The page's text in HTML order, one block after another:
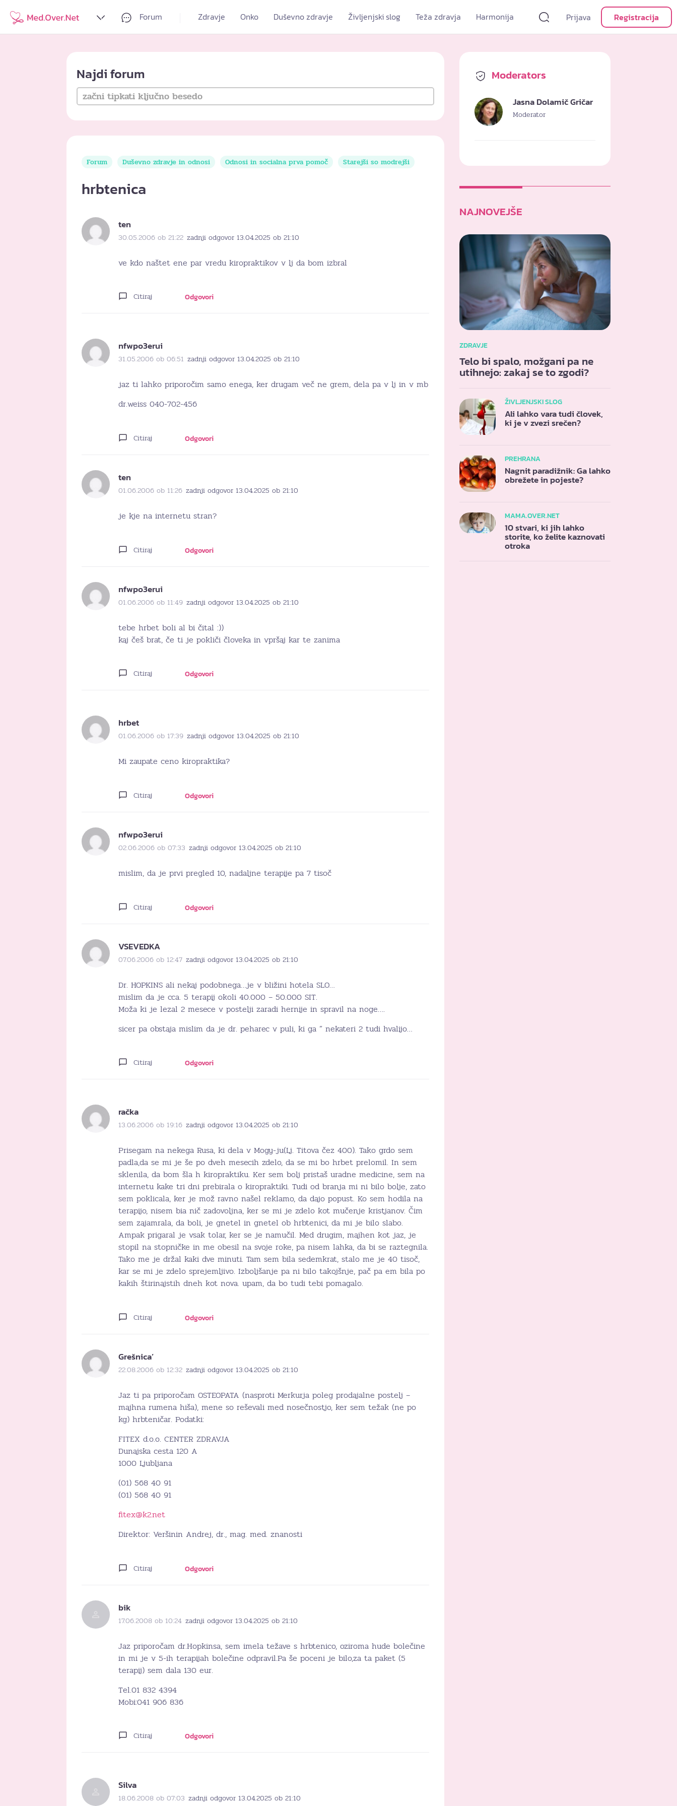
Forum Zdravje Onko Duševno zdravje Življenjski slog Teža zdravja Harmonija Prijava Registracija
Najdi forum
Forum Duševno zdravje in odnosi Odnosi in socialna prva pomoč Starejši so modrejši
hrbtenica
ten
30.05.2006 ob 21:22 zadnji odgovor 13.04.2025 ob 21:10
ve kdo naštet ene par vredu kiropraktikov v lj da bom izbral
Citiraj Odgovori
nfwpo3erui
31.05.2006 ob 06:51 zadnji odgovor 13.04.2025 ob 21:10
jaz ti lahko priporočim samo enega, ker drugam več ne grem, dela pa v lj in v mb
dr.weiss 040-702-456
Citiraj Odgovori
ten
01.06.2006 ob 11:26 zadnji odgovor 13.04.2025 ob 21:10
je kje na internetu stran?
Citiraj Odgovori
nfwpo3erui
01.06.2006 ob 11:49 zadnji odgovor 13.04.2025 ob 21:10
tebe hrbet boli al bi čital :))
kaj češ brat, če ti je pokliči človeka in vpršaj kar te zanima
Citiraj Odgovori
hrbet
01.06.2006 ob 17:39 zadnji odgovor 13.04.2025 ob 21:10
Mi zaupate ceno kiropraktika?
Citiraj Odgovori
nfwpo3erui
02.06.2006 ob 07:33 zadnji odgovor 13.04.2025 ob 21:10
mislim, da je prvi pregled 10, nadaljne terapije pa 7 tisoč
Citiraj Odgovori
VSEVEDKA
07.06.2006 ob 12:47 zadnji odgovor 13.04.2025 ob 21:10
Dr. HOPKINS ali nekaj podobnega…je v bližini hotela SLO…
mislim da je cca. 5 terapij okoli 40.000 – 50.000 SIT.
Moža ki je lezal 2 mesece v postelji zaradi hernije in spravil na noge….
sicer pa obstaja mislim da je dr. peharec v puli, ki ga ” nekateri 2 tudi hvalijo…
Citiraj Odgovori
račka
13.06.2006 ob 19:16 zadnji odgovor 13.04.2025 ob 21:10
Prisegam na nekega Rusa, ki dela v Mogy-ju(Lj. Titova čez 400). Tako grdo sem
padla,da se mi je še po dveh mesecih zdelo, da se mi bo hrbet prelomil. In sem
sklenila, da bom šla h kiropraktiku. Ker sem bolj pristaš uradne medicine, sem na
internetu kake tri dni prebirala o kiropraktiki. Tudi od branja mi ni bilo bolje, zato
sem poklicala, ker je mož ravno našel reklamo, da dajo popust. Ko sem hodila na
terapijo, nisem bia nič zadovoljna, ker se mi je zdelo kot mučenje kristjanov. Čim
sem zajamrala, da boli, je gnetel in gnetel ob hrbtenici, da mi je bilo slabo.
Ampak prigaral je vsak tolar, ker se je namučil. Med drugim, majhen kot jaz, je
stopil na stopničke in me obesil na svoje roke, pa nisem lahka, da bi se raztegnila.
Tako me je držal kaki dve minuti. Tam sem bila sedemkrat, stalo me je 40 tisoč,
kar se mi je zdelo sprejemljivo. Izboljšanje pa ni bilo takojšnje, pač pa em bila po
kakih štirinajstih dneh kot nova. upam, da bo tudi tebi pomagalo.
Citiraj Odgovori
Grešnica’
22.08.2006 ob 12:32 zadnji odgovor 13.04.2025 ob 21:10
Jaz ti pa priporočam OSTEOPATA (nasproti Merkurja poleg prodajalne postelj –
majhna rumena hiša), mene so reševali med nosečnostjo, ker sem težak (ne po
kg) hrbteničar. Podatki:
FITEX d.o.o. CENTER ZDRAVJA
Dunajska cesta 120 A
1000 Ljubljana
(01) 568 40 91
(01) 568 40 91
fitex@k2.net
Direktor: Veršinin Andrej, dr., mag. med. znanosti
Citiraj Odgovori
bik
17.06.2008 ob 10:24 zadnji odgovor 13.04.2025 ob 21:10
Jaz priporočam dr.Hopkinsa, sem imela težave s hrbtenico, oziroma hude bolečine
in mi je v 5-ih terapijah bolečine odpravil.Pa še poceni je bilo,za ta paket (5
terapij) sem dala 130 eur.
Tel.01 832 4394
Mobi:041 906 836
Citiraj Odgovori
Silva
18.06.2008 ob 07:03 zadnji odgovor 13.04.2025 ob 21:10
Moderators
Jasna Dolamič Gričar
Moderator
NAJNOVEJŠE
ZDRAVJE
Telo bi spalo, možgani pa ne
utihnejo: zakaj se to zgodi?
ŽIVLJENJSKI SLOG
Ali lahko vara tudi človek,
ki je v zvezi srečen?
PREHRANA
Nagnit paradižnik: Ga lahko
obrežete in pojeste?
MAMA.OVER.NET
10 stvari, ki jih lahko
storite, ko želite kaznovati
otroka